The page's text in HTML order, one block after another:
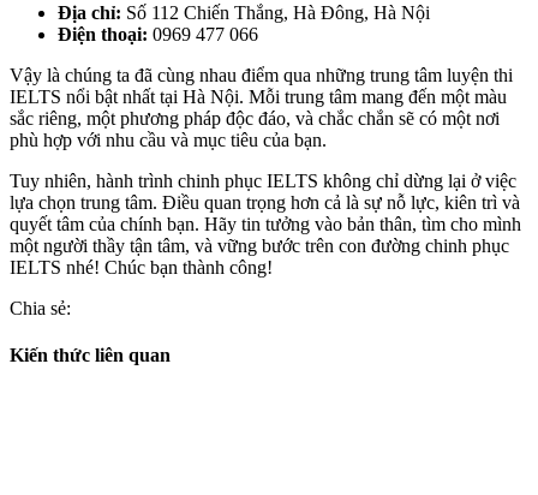
Địa chỉ: Số 112 Chiến Thắng, Hà Đông, Hà Nội
Điện thoại: 0969 477 066
Vậy là chúng ta đã cùng nhau điểm qua những trung tâm luyện thi
IELTS nổi bật nhất tại Hà Nội. Mỗi trung tâm mang đến một màu
sắc riêng, một phương pháp độc đáo, và chắc chắn sẽ có một nơi
phù hợp với nhu cầu và mục tiêu của bạn.
Tuy nhiên, hành trình chinh phục IELTS không chỉ dừng lại ở việc
lựa chọn trung tâm. Điều quan trọng hơn cả là sự nỗ lực, kiên trì và
quyết tâm của chính bạn. Hãy tin tưởng vào bản thân, tìm cho mình
một người thầy tận tâm, và vững bước trên con đường chinh phục
IELTS nhé! Chúc bạn thành công!
Chia sẻ:
Kiến thức liên quan